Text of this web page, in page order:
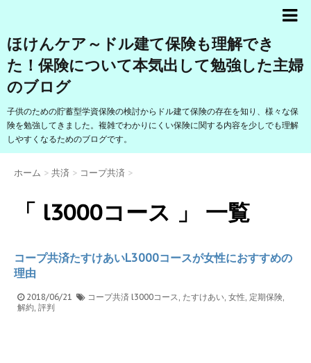
ほけんケア～ドル建て保険も理解でき
た！保険について本気出して勉強した主婦
のブログ
子供のための貯蓄型学資保険の検討からドル建て保険の存在を知り、様々な保
険を勉強してきました。複雑でわかりにくい保険に関する内容を少しでも理解
しやすくなるためのブログです。
ホーム > 共済 > コープ共済 >
「 l3000コース 」 一覧
コープ共済たすけあいL3000コースが女性におすすめの
理由
2018/06/21 コープ共済 l3000コース たすけあい 女性 定期保険
解約 評判